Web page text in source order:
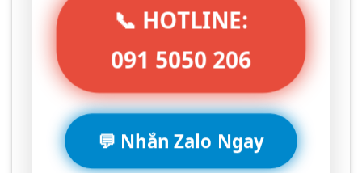
📞 HOTLINE:
091 5050 206
💬 Nhắn Zalo Ngay